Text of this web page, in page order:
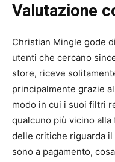
Valutazione
Christian Mingle gode
utenti che cercano
store, riceve
principalmente grazie
modo in cui i suoi filtri
qualcuno più vicino
delle critiche riguarda
sono a pagamento,